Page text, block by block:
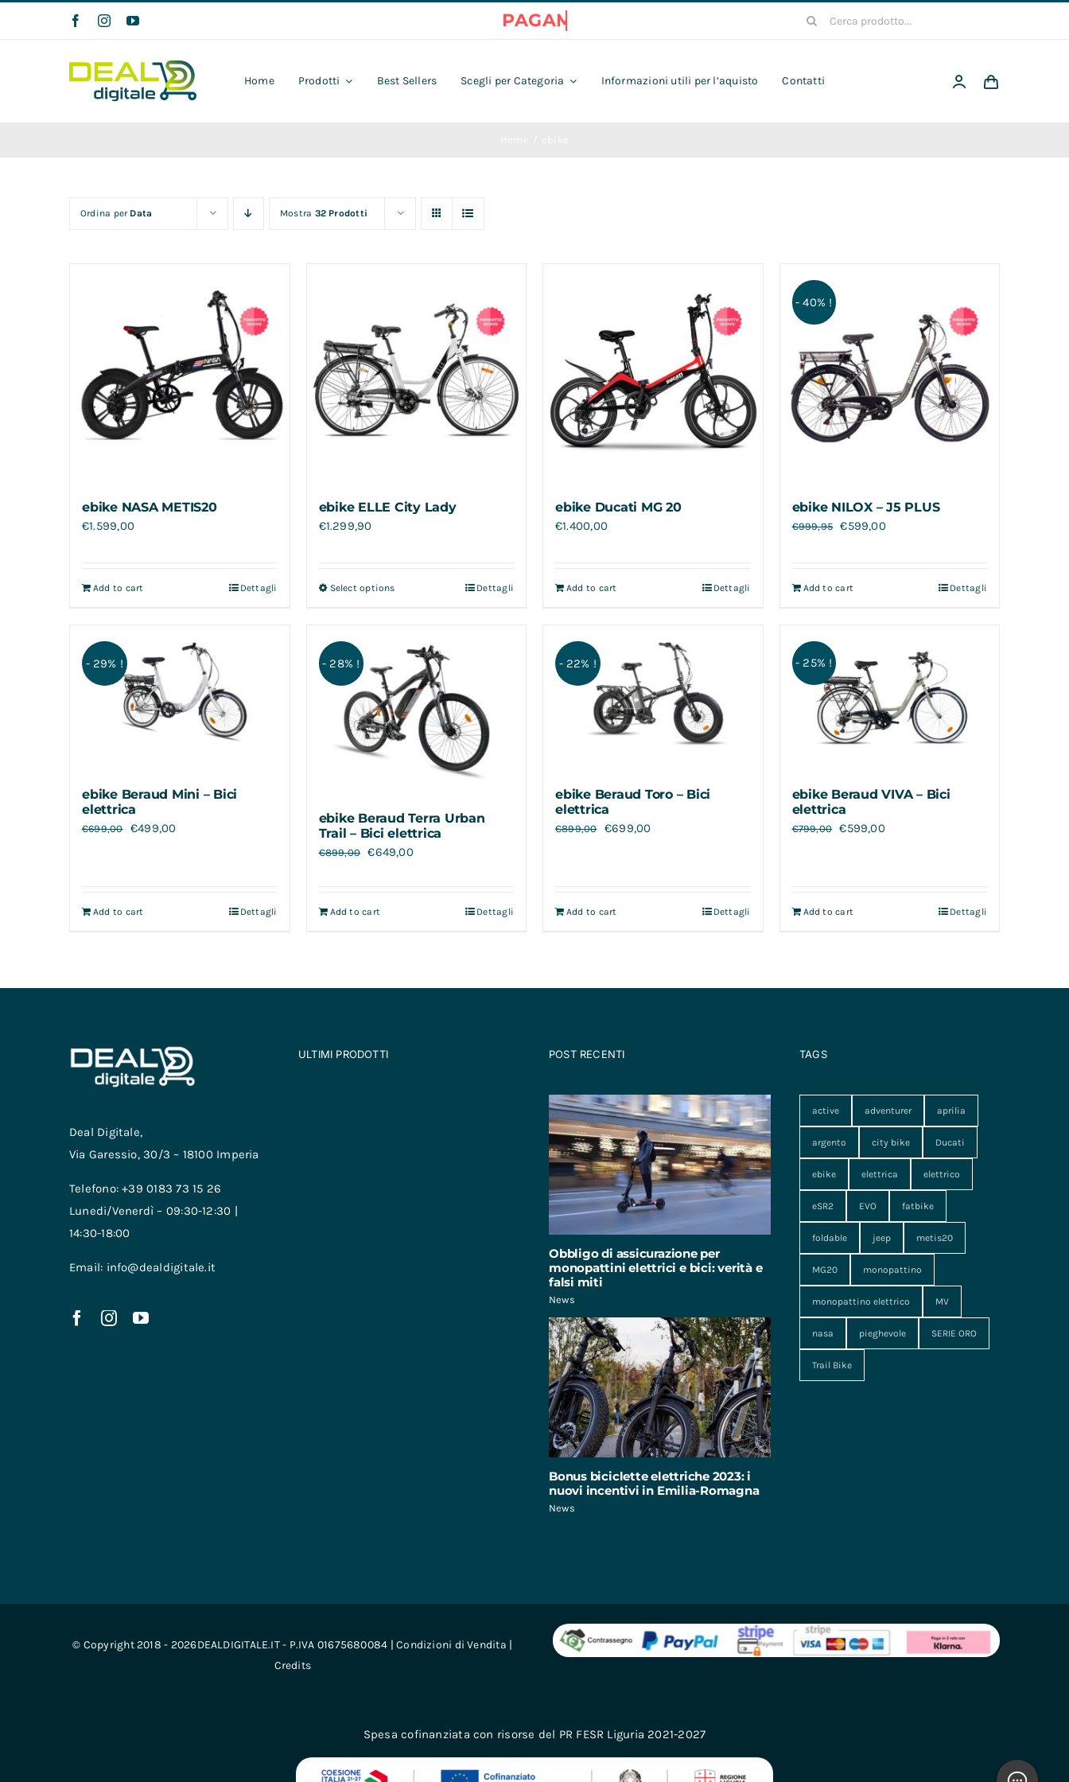
Cerca
Home Prodotti Best Sellers Scegli per Categoria Informazioni utili per l’aquisto Contatti
Ordina per Data Mostra 32 Prodotti
ebike NASA METIS20
€1.599,00
Add to cart Dettagli
ebike ELLE City Lady
€1.299,90
Select options Dettagli
ebike Ducati MG 20
€1.400,00
Add to cart Dettagli
- 40% !
ebike NILOX – J5 PLUS
€999,95 €599,00
Add to cart Dettagli
- 29% !
ebike Beraud Mini – Bici
elettrica
€699,00 €499,00
Add to cart Dettagli
- 28% !
ebike Beraud Terra Urban
Trail – Bici elettrica
€899,00 €649,00
Add to cart Dettagli
- 22% !
ebike Beraud Toro – Bici
elettrica
€899,00 €699,00
Add to cart Dettagli
- 25% !
ebike Beraud VIVA – Bici
elettrica
€799,00 €599,00
Add to cart Dettagli
Deal Digitale,
Via Garessio, 30/3 – 18100 Imperia
Telefono: +39 0183 73 15 26
Lunedi/Venerdì – 09:30-12:30 |
14:30-18:00
Email: info@dealdigitale.it
ULTIMI PRODOTTI POST RECENTI
Obbligo di assicurazione per
monopattini elettrici e bici: verità e
falsi miti
News
Bonus biciclette elettriche 2023: i
nuovi incentivi in Emilia-Romagna
News
TAGS
active adventurer aprilia
argento city bike Ducati
ebike elettrica elettrico
eSR2 EVO fatbike
foldable jeep metis20
MG20 monopattino
monopattino elettrico MV
nasa pieghevole SERIE ORO
Trail Bike
© Copyright 2018 - 2026DEALDIGITALE.IT - P.IVA 01675680084 |Condizioni di Vendita |
Credits
Spesa cofinanziata con risorse del PR FESR Liguria 2021-2027